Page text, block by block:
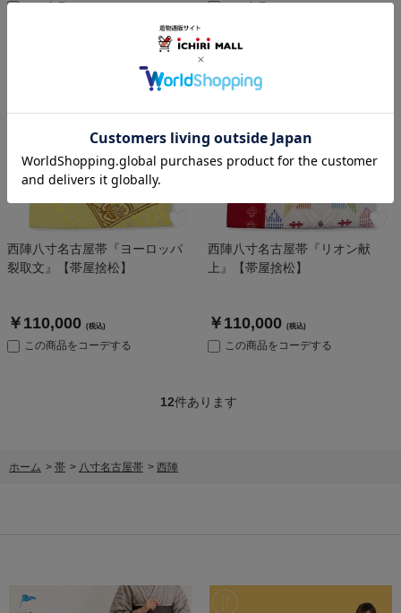
西陣八寸名古屋帯『ヨーロッパ
裂取文』【帯屋捨松】
￥110,000 (税込)
この商品をコーデする
西陣八寸名古屋帯『リオン献
上』【帯屋捨松】
￥110,000 (税込)
この商品をコーデする
12件あります
ホーム > 帯 > 八寸名古屋帯 > 西陣